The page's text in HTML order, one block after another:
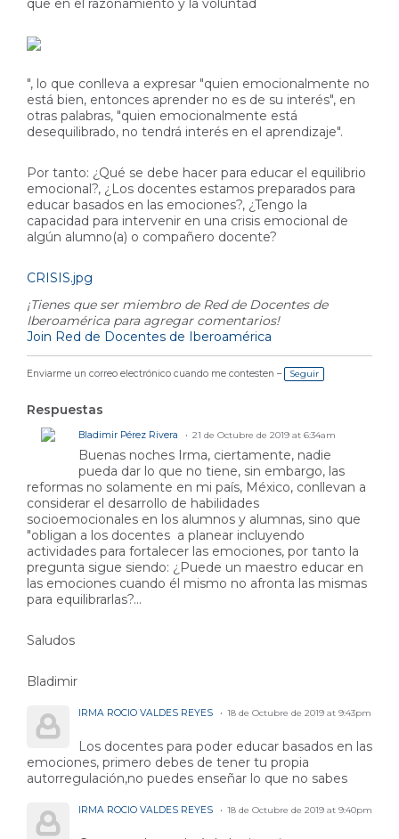
que en el razonamiento y la voluntad
", lo que conlleva a expresar "quien emocionalmente no
está bien, entonces aprender no es de su interés", en
otras palabras, "quien emocionalmente está
desequilibrado, no tendrá interés en el aprendizaje".
Por tanto: ¿Qué se debe hacer para educar el equilibrio
emocional?, ¿Los docentes estamos preparados para
educar basados en las emociones?, ¿Tengo la
capacidad para intervenir en una crisis emocional de
algún alumno(a) o compañero docente?
CRISIS.jpg
¡Tienes que ser miembro de Red de Docentes de
Iberoamérica para agregar comentarios!
Join Red de Docentes de Iberoamérica
Enviarme un correo electrónico cuando me contesten – Seguir
Respuestas
Bladimir Pérez Rivera 21 de Octubre de 2019 at 6:34am
Buenas noches Irma, ciertamente, nadie
pueda dar lo que no tiene, sin embargo, las
reformas no solamente en mi país, México, conllevan a
considerar el desarrollo de habilidades
socioemocionales en los alumnos y alumnas, sino que
"obligan a los docentes a planear incluyendo
actividades para fortalecer las emociones, por tanto la
pregunta sigue siendo: ¿Puede un maestro educar en
las emociones cuando él mismo no afronta las mismas
para equilibrarlas?...
Saludos
Bladimir
IRMA ROCIO VALDES REYES 18 de Octubre de 2019 at 9:43pm
Los docentes para poder educar basados en las
emociones, primero debes de tener tu propia
autorregulación,no puedes enseñar lo que no sabes
IRMA ROCIO VALDES REYES 18 de Octubre de 2019 at 9:40pm